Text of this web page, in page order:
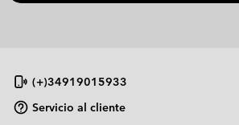
(+)34919015933
Servicio al cliente